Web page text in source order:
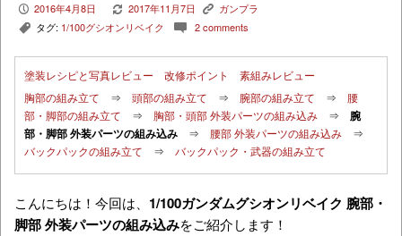
P 2016年4月8日 V 2017年11月7日 K ガンプラ
, タグ: 1/100グシオンリベイク c 2 comments
塗装レシピと写真レビュー 改修ポイント
素組みレビュー
胸部の組み立て ⇒ 頭部の組み立て ⇒ 腕部の組み立て ⇒ 腰
部・脚部の組み立て ⇒ 胸部・頭部 外装パーツの組み込み ⇒ 腕
部・脚部 外装パーツの組み込み ⇒ 腰部 外装パーツの組み込み ⇒
バックパックの組み立て ⇒ バックパック・武器の組み立て
こんにちは！今回は、 1/100ガンダムグシオンリベイク 腕部・
脚部 外装パーツの組み込みをご紹介します！